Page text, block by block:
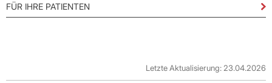
FÜR IHRE PATIENTEN
Letzte Aktualisierung: 23.04.2026